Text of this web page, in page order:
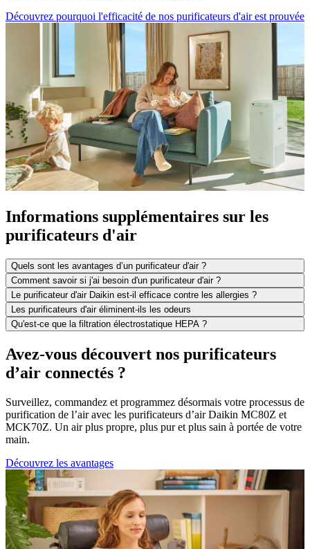
Découvrez pourquoi l'efficacité de nos purificateurs d'air est prouvée
Informations supplémentaires sur les
purificateurs d'air
Quels sont les avantages d’un purificateur d'air ?
Comment savoir si j'ai besoin d'un purificateur d'air ?
Le purificateur d'air Daikin est-il efficace contre les allergies ?
Les purificateurs d'air éliminent-ils les odeurs
Qu'est-ce que la filtration électrostatique HEPA ?
Avez-vous découvert nos purificateurs
d’air connectés ?
Surveillez, commandez et programmez désormais votre processus de
purification de l’air avec les purificateurs d’air Daikin MC80Z et
MCK70Z. Un air plus propre, plus pur et plus sain à portée de votre
main.
Découvrez les avantages